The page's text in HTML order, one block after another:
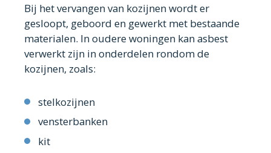
Bij het vervangen van kozijnen wordt er
gesloopt, geboord en gewerkt met bestaande
materialen. In oudere woningen kan asbest
verwerkt zijn in onderdelen rondom de
kozijnen, zoals:
stelkozijnen
vensterbanken
kit